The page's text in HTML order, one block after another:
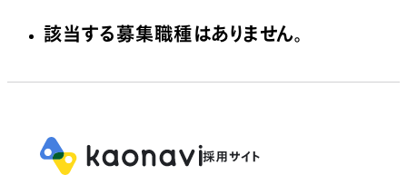
該当する募集職種はありません。